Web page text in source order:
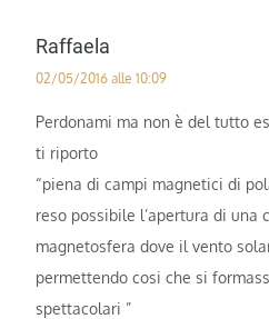
Raffaela
02/05/2016 alle 10:09
Perdonami ma non è del tutto
ti riporto
“piena di campi magnetici di
reso possibile l’apertura di una
magnetosfera dove il vento
permettendo cosi che si
spettacolari ”